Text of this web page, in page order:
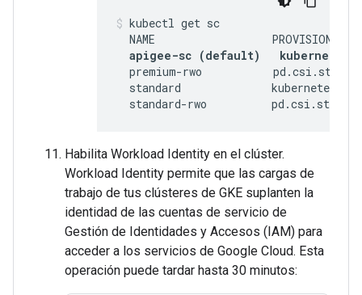
kubectl get sc
NAME                  PROVISIONER
apigee-sc (default)
premium-rwo
standard
standard-rwo
Habilita Workload Identity en el clúster.
Workload Identity permite que las cargas de
trabajo de tus clústeres de GKE suplanten la
identidad de las cuentas de servicio de
Gestión de Identidades y Accesos (IAM) para
acceder a los servicios de Google Cloud. Esta
operación puede tardar hasta 30 minutos: